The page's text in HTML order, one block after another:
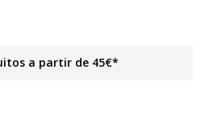
a partir de 45€*